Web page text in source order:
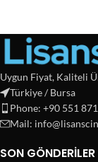
Uygun Fiyat, Kaliteli
Türkiye / Bursa
Phone: +90 551
Mail:
SON GÖNDERILER